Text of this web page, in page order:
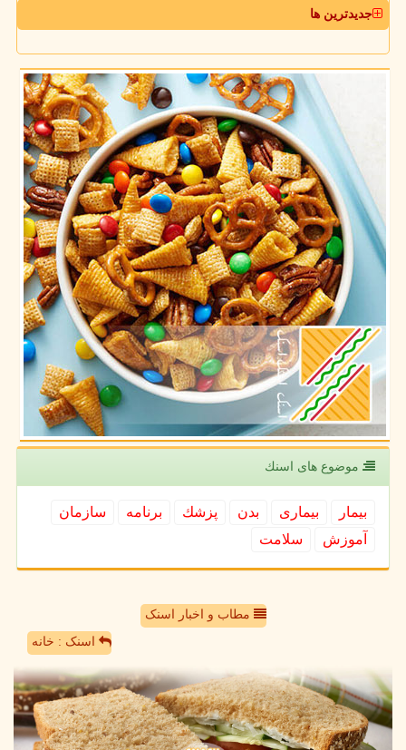
جدیدترین ها
موضوع های اسنك
بیمار بیماری بدن پزشك برنامه
سازمان
آموزش
سلامت
مطاب و اخبار اسنک
اسنک : خانه